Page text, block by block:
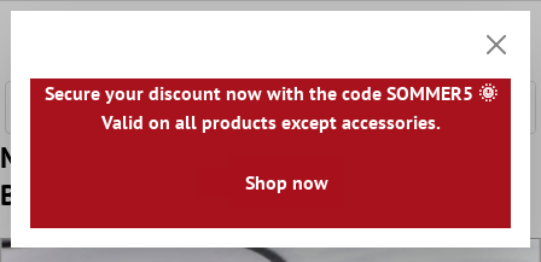
Muster von Mosaikfliesen Aluminium
Beverly Schwarz Silber
Secure your discount now with the code SOMMER5 🌞
Valid on all products except accessories.
Shop now